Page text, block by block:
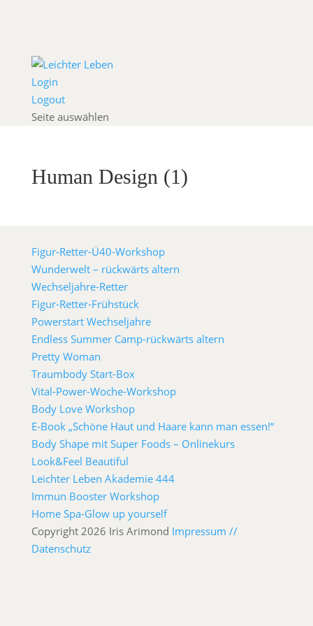
Login
Logout
Seite auswählen
Human Design (1)
Figur-Retter-Ü40-Workshop
Wunderwelt – rückwärts altern
Wechseljahre-Retter
Figur-Retter-Frühstück
Powerstart Wechseljahre
Endless Summer Camp-rückwärts altern
Pretty Woman
Traumbody Start-Box
Vital-Power-Woche-Workshop
Body Love Workshop
E-Book „Schöne Haut und Haare kann man essen!“
Body Shape mit Super Foods – Onlinekurs
Look&Feel Beautiful
Leichter Leben Akademie 444
Immun Booster Workshop
Home Spa-Glow up yourself
Copyright 2026 Iris Arimond Impressum //
Datenschutz